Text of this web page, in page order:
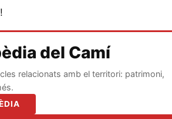
del Camí
relacionats amb el territori: patrimoni,